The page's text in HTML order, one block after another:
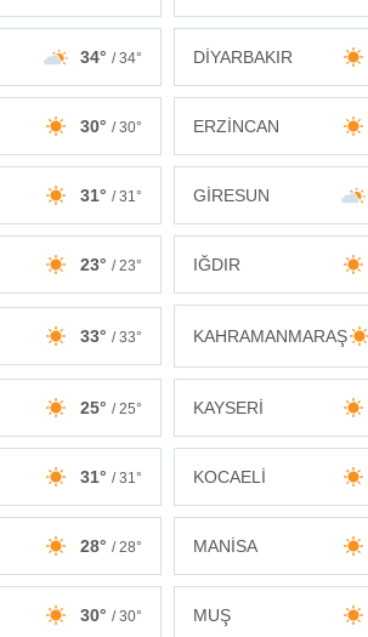
34° / 34° DİYARBAKIR
30° / 30° ERZİNCAN
31° / 31° GİRESUN
23° / 23° IĞDIR
33° / 33° KAHRAMANMARAŞ
25° / 25° KAYSERİ
31° / 31° KOCAELİ
28° / 28° MANİSA
30° / 30° MUŞ